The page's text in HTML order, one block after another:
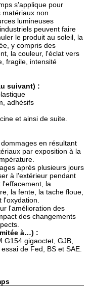
s'applique pour
matériaux non
lumineuses
peuvent faire
le produit au soleil, la
y compris des
la couleur, l'éclat vers
fragile, intensité
suivant) :
adhésifs
et ainsi de suite.
en résultant
par exposition à la
après plusieurs jours
à l'extérieur pendant
la
la fente, la tache floue,
l'amélioration des
des changements
à…) :
G154 gigaoctet, GJB,
de Fed, BS et SAE.